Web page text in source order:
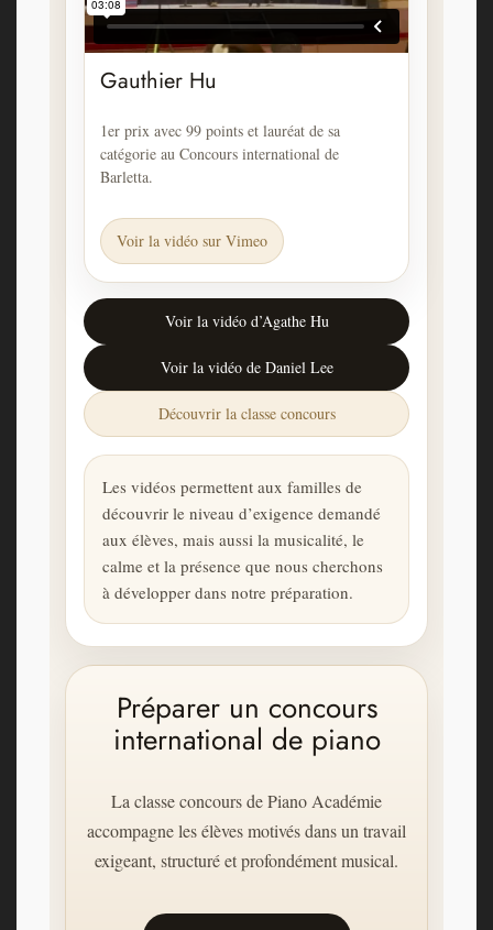
Gauthier Hu
1er prix avec 99 points et lauréat de sa
catégorie au Concours international de
Barletta.
Voir la vidéo sur Vimeo
Voir la vidéo d’Agathe Hu
Voir la vidéo de Daniel Lee
Découvrir la classe concours
Les vidéos permettent aux familles de
découvrir le niveau d’exigence demandé
aux élèves, mais aussi la musicalité, le
calme et la présence que nous cherchons
à développer dans notre préparation.
Préparer un concours
international de piano
La classe concours de Piano Académie
accompagne les élèves motivés dans un travail
exigeant, structuré et profondément musical.